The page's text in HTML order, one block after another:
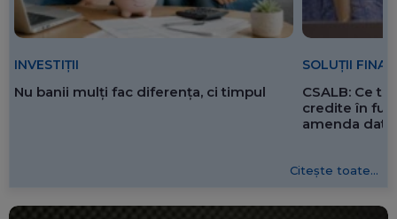
INVESTIȚII
Nu banii mulți fac diferența, ci timpul
SOLUȚII
CSALB: Ce
credite în
amenda
Citește toate...